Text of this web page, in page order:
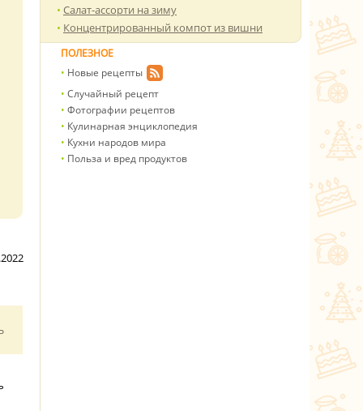
Салат-ассорти на зиму
Концентрированный компот из вишни
ПОЛЕЗНОЕ
Новые рецепты
Случайный рецепт
Фотографии рецептов
Кулинарная энциклопедия
Кухни народов мира
Польза и вред продуктов